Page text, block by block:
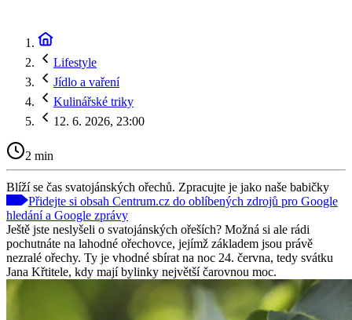
Lifestyle
Jídlo a vaření
Kulinářské triky
12. 6. 2026, 23:00
2 min
Blíží se čas svatojánských ořechů. Zpracujte je jako naše babičky
Přidejte si obsah Centrum.cz do oblíbených zdrojů pro Google
hledání a Google zprávy
Ještě jste neslyšeli o svatojánských ořeších? Možná si ale rádi
pochutnáte na lahodné ořechovce, jejímž základem jsou právě
nezralé ořechy. Ty je vhodné sbírat na noc 24. června, tedy svátku
Jana Křtitele, kdy mají bylinky největší čarovnou moc.